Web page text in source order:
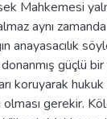
Mahkemesi
aynı
anayasacılık
güçlü
koruyarak
gerekir.